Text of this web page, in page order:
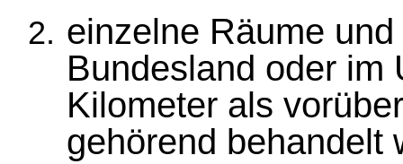
einzelne Räume
Bundesland oder im
Kilometer als
gehörend behandelt